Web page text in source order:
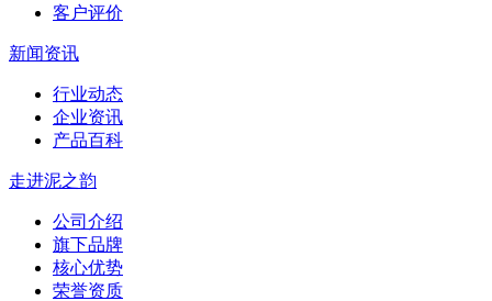
客户评价
新闻资讯
行业动态
企业资讯
产品百科
走进泥之韵
公司介绍
旗下品牌
核心优势
荣誉资质